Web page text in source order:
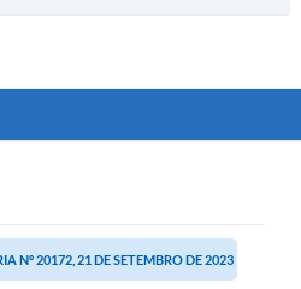
Nº 20172, 21 DE SETEMBRO DE 2023